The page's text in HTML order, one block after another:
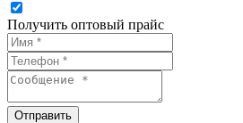
Получить оптовый прайс
Отправить